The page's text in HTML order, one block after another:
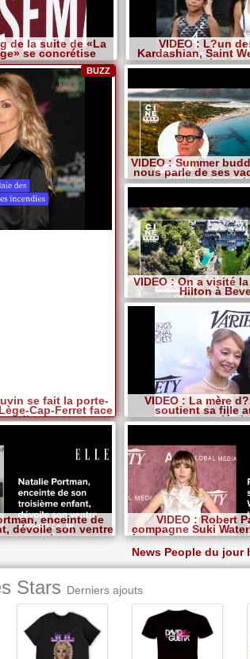
de la suite de «La
se concrétise
VIDEO : L?un
Kardashian, Saint
se fait la porte-
Cap-Ferret face
BUZZ
VIDEO : Summer
nous parle de ses
amour pour
VIDEO : On a visité
Hilton à
VIDEO : La mère
soutient sa fille
enceinte de
dévoile son ventre
compte les...
VIDEO : Robert
compagne Suki
étonnant surnom
News People du jour
Stars Derniers ajouts